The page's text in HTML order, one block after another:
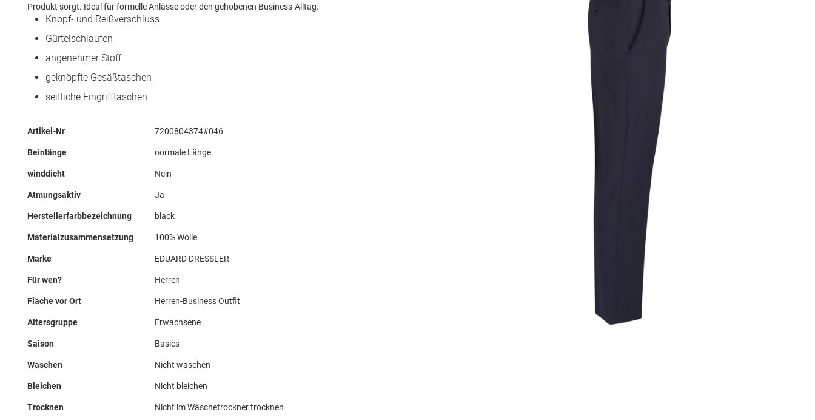
Produkt sorgt. Ideal für formelle Anlässe oder den gehobenen Business-Alltag.
Knopf- und Reißverschluss
Gürtelschlaufen
angenehmer Stoff
geknöpfte Gesäßtaschen
seitliche Eingrifftaschen
Mehr
Artikel-Nr 7200804374#046
Beinlänge normale Länge
winddicht Nein
Atmungsaktiv Ja
Herstellerfarbbezeichnung black
Materialzusammensetzung 100% Wolle
Marke EDUARD DRESSLER
Für wen? Herren
Fläche vor Ort Herren-Business Outfit
Altersgruppe Erwachsene
Saison Basics
Waschen Nicht waschen
Bleichen Nicht bleichen
Trocknen Nicht im Wäschetrockner trocknen